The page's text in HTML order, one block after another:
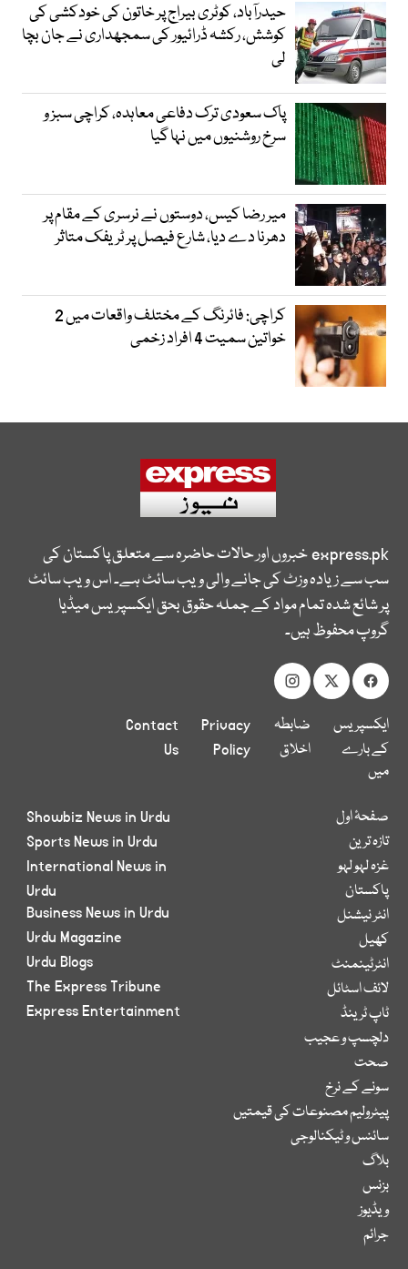
حیدرآباد، کوٹری بیراج پر خاتون کی خودکشی کی
کوشش، رکشہ ڈرائیور کی سمجھداری نے جان بچا
لی
پاک سعودی ترک دفاعی معاہدہ، کراچی سبز و
سرخ روشنیوں میں نہا گیا
میر رضا کیس، دوستوں نے نرسری کے مقام پر
دھرنا دے دیا، شارع فیصل پر ٹریفک متاثر
کراچی: فائرنگ کے مختلف واقعات میں 2
خواتین سمیت 4 افراد زخمی
express.pkخبروں اور حالات حاضرہ سے متعلق پاکستان کی
سب سے زیادہ وزٹ کی جانے والی ویب سائٹ ہے۔ اس ویب سائٹ
پر شائع شدہ تمام مواد کے جملہ حقوق بحق ایکسپریس میڈیا
گروپ محفوظ ہیں۔
ایکسپریس
کے بارے
میں
ضابطہ
اخلاق
Privacy
Policy
Contact
Us
صفحۂ اول
تازہ ترین
غزہ لہو لہو
پاکستان
انٹر نیشنل
کھیل
انٹرٹینمنٹ
لائف اسٹائل
ٹاپ ٹرینڈ
دلچسپ و عجیب
صحت
سونے کے نرخ
پیٹرولیم مصنوعات کی قیمتیں
سائنس و ٹیکنالوجی
بلاگ
بزنس
ویڈیوز
جرائم
Showbiz News in Urdu
Sports News in Urdu
International News in
Urdu
Business News in Urdu
Urdu Magazine
Urdu Blogs
The Express Tribune
Express Entertainment